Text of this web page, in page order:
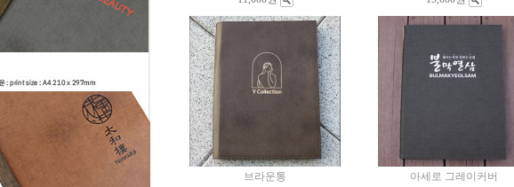
브라운통 아세로 그레이커버